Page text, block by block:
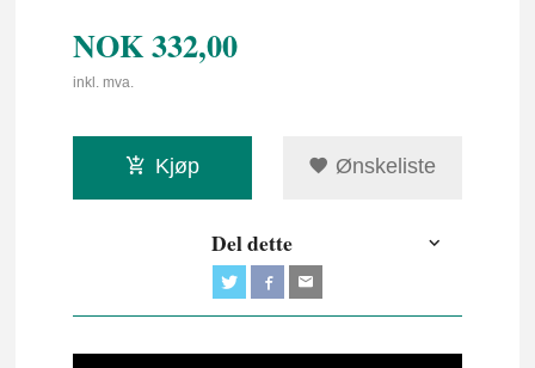
NOK332,00
inkl. mva.
Kjøp Ønskeliste
Del dette